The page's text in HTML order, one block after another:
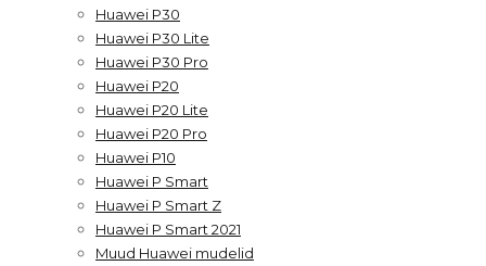
Huawei P30
Huawei P30 Lite
Huawei P30 Pro
Huawei P20
Huawei P20 Lite
Huawei P20 Pro
Huawei P10
Huawei P Smart
Huawei P Smart Z
Huawei P Smart 2021
Muud Huawei mudelid